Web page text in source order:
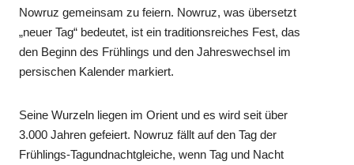
Nowruz gemeinsam zu feiern. Nowruz, was übersetzt
„neuer Tag“ bedeutet, ist ein traditionsreiches Fest, das
den Beginn des Frühlings und den Jahreswechsel im
persischen Kalender markiert.
Seine Wurzeln liegen im Orient und es wird seit über
3.000 Jahren gefeiert. Nowruz fällt auf den Tag der
Frühlings-Tagundnachtgleiche, wenn Tag und Nacht